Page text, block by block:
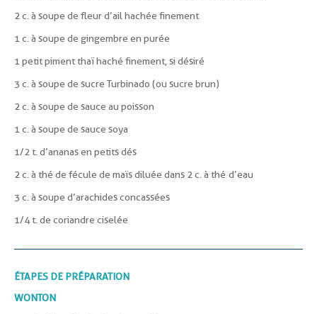
2 c. à soupe de fleur d’ail hachée finement
1 c. à soupe de gingembre en purée
1 petit piment thaï haché finement, si désiré
3 c. à soupe de sucre Turbinado (ou sucre brun)
2 c. à soupe de sauce au poisson
1 c. à soupe de sauce soya
1/2 t. d’ananas en petits dés
2 c. à thé de fécule de maïs diluée dans 2 c. à thé d’eau
3 c. à soupe d’arachides concassées
1/4 t. de coriandre ciselée
ÉTAPES DE PRÉPARATION
WONTON